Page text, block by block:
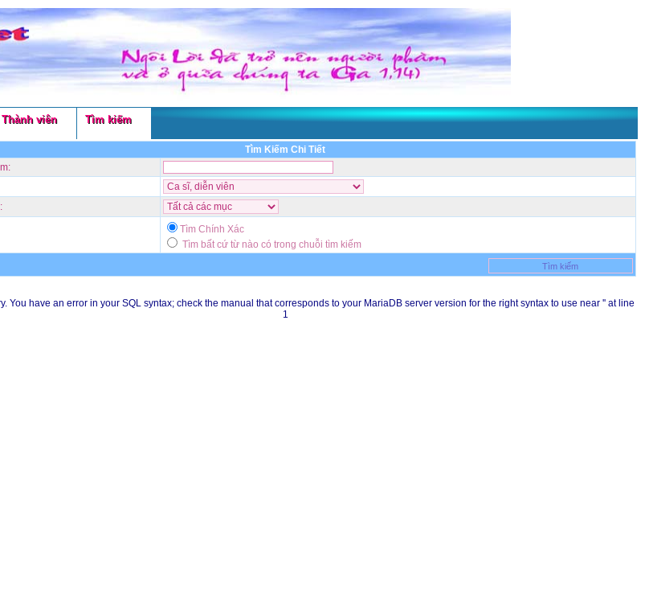
Thành viên Tìm kiếm
Tìm Kiếm Chi Tiết
Tìm Chính Xác
Tìm bất cứ từ nào có trong chuỗi tìm kiếm
You have an error in your SQL syntax; check the manual that corresponds to your MariaDB server version for the right syntax to use near '' at line
1